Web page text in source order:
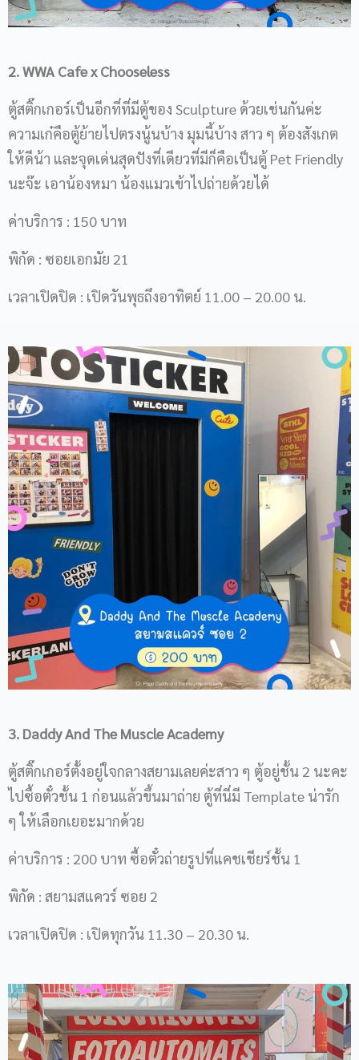
2. WWA Cafe x Chooseless
ตู้สติ๊กเกอร์เป็นอีกที่ที่มีตู้ของ Sculpture ด้วยเช่นกันค่ะ
ความเก๋คือตู้ย้ายไปตรงนู้นบ้าง มุมนี้บ้าง สาว ๆ ต้องสังเกต
ให้ดีน้า และจุดเด่นสุดปังที่เดียวที่มีก็คือเป็นตู้ Pet Friendly
นะจ๊ะ เอาน้องหมา น้องแมวเข้าไปถ่ายด้วยได้
ค่าบริการ : 150 บาท
พิกัด : ซอยเอกมัย 21
เวลาเปิดปิด : เปิดวันพุธถึงอาทิตย์ 11.00 – 20.00 น.
3. Daddy And The Muscle Academy
ตู้สติ๊กเกอร์ตั้งอยู่ใจกลางสยามเลยค่ะสาว ๆ ตู้อยู่ชั้น 2 นะคะ
ไปซื้อตั๋วชั้น 1 ก่อนแล้วขึ้นมาถ่าย ตู้ที่นี่มี Template น่ารัก
ๆ ให้เลือกเยอะมากด้วย
ค่าบริการ : 200 บาท ซื้อตั๋วถ่ายรูปที่แคชเชียร์ชั้น 1
พิกัด : สยามสแควร์ ซอย 2
เวลาเปิดปิด : เปิดทุกวัน 11.30 – 20.30 น.